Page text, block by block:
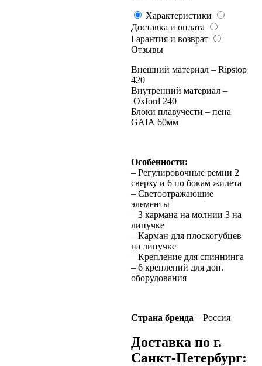
Характеристики
Доставка и оплата
Гарантия и возврат
Отзывы
Внешний материал – Ripstop
420
Внутренний материал –
Oxford 240
Блоки плавучести – пена
GAIA 60мм
Особенности:
– Регулировочные ремни 2
сверху и 6 по бокам жилета
– Светоотражающие
элементы
– 3 кармана на молнии 3 на
липучке
– Карман для плоскогубцев
на липучке
– Крепление для спиннинга
– 6 креплений для доп.
оборудования
Страна бренда – Россия
Доставка по г.
Санкт-Петербург: